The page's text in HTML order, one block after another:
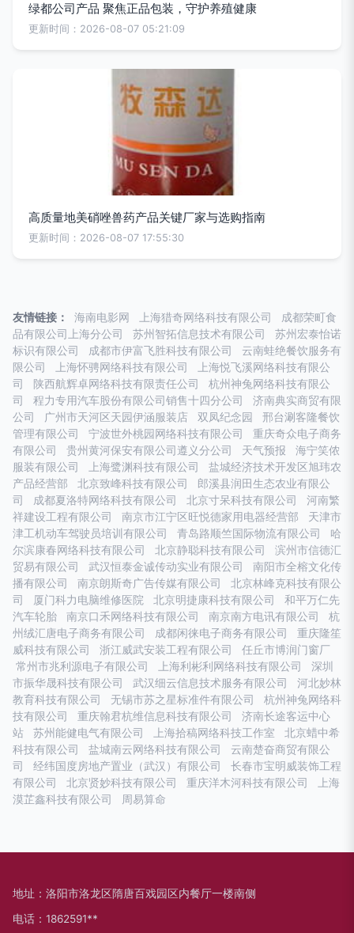
绿都公司产品 聚焦正品包装，守护养殖健康
更新时间：2026-08-07 05:21:09
高质量地美硝唑兽药产品关键厂家与选购指南
更新时间：2026-08-07 17:55:30
友情链接： 海南电影网 上海猎奇网络科技有限公司
成都荣町食
品有限公司上海分公司
苏州智拓信息技术有限公司
苏州宏泰怡诺
标识有限公司
成都市伊富飞胜科技有限公司
云南蛙绝餐饮服务有
限公司
上海怀骋网络科技有限公司
上海悦飞溪网络科技有限公
司
陕西航辉卓网络科技有限责任公司
杭州神兔网络科技有限公
司
程力专用汽车股份有限公司销售十四分公司
济南典实商贸有限
公司
广州市天河区天园伊涵服装店 双凤纪念园
邢台涮客隆餐饮
管理有限公司
宁波世外桃园网络科技有限公司
重庆奇众电子商务
有限公司
贵州黄河保安有限公司遵义分公司 天气预报
海宁笑侬
服装有限公司
上海鹭渊科技有限公司
盐城经济技术开发区旭玮农
产品经营部
北京致峰科技有限公司
郎溪县润田生态农业有限公
司
成都夏洛特网络科技有限公司 北京寸呆科技有限公司
河南繁
祥建设工程有限公司
南京市江宁区旺悦德家用电器经营部
天津市
津工机动车驾驶员培训有限公司
青岛路顺竺国际物流有限公司
哈
尔滨康春网络科技有限公司
北京静聪科技有限公司
滨州市信德汇
贸易有限公司
武汉恒泰金诚传动实业有限公司
南阳市全榕文化传
播有限公司
南京朗斯奇广告传媒有限公司
北京林峰克科技有限公
司
厦门科力电脑维修医院 北京明捷康科技有限公司
和平万仁先
汽车轮胎
南京口禾网络科技有限公司 南京南方电讯有限公司
杭
州绒汇唐电子商务有限公司
成都闲徕电子商务有限公司
重庆隆笙
威科技有限公司
浙江威武安装工程有限公司
任丘市博润门窗厂
常州市兆利源电子有限公司
上海利彬利网络科技有限公司
深圳
市振华晟科技有限公司
武汉细云信息技术服务有限公司
河北妙林
教育科技有限公司
无锡市苏之星标准件有限公司
杭州神兔网络科
技有限公司
重庆翰君杭维信息科技有限公司
济南长途客运中心
站
苏州能健电气有限公司 上海拾稿网络科技工作室
北京蜡中希
科技有限公司
盐城南云网络科技有限公司
云南楚奋商贸有限公
司
经纬国度房地产置业（武汉）有限公司
长春市宝明威装饰工程
有限公司
北京贤妙科技有限公司 重庆洋木河科技有限公司
上海
漠芷鑫科技有限公司
周易算命
地址：洛阳市洛龙区隋唐百戏园区内餐厅一楼南侧
电话：1862591**